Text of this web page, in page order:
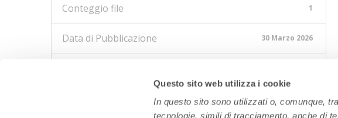
Questo sito web utilizza i cookie
In questo sito sono utilizzati o, comunque,
tecnologie, simili di tracciamento, anche di
Conteggio file 1
Data di Pubblicazione 30 Marzo 2026